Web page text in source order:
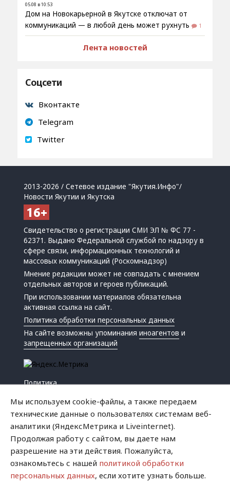
05.08 в 10:53
Дом на Новокарьерной в Якутске отключат от
коммуникаций — в любой день может рухнуть
1
Лента новостей
Соцсети
Вконтакте
Telegram
Twitter
2013-2026 / Сетевое издание "Якутия.Инфо"/
Новости Якутии и Якутска
Свидетельство о регистрации СМИ ЭЛ № ФС 77 -
62371. Выдано Федеральной службой по надзору в
сфере связи, информационных технологий и
массовых коммуникаций (Роскомнадзор)
Мнение редакции может не совпадать с мнением
отдельных авторов и героев публикаций.
При использовании материалов обязательна
активная ссылка на сайт.
Политика обработки персональных данных
На сайте возможны упоминанияиноагентов и
запрещенных организаций
Политика
Криминал
Успех
Мы используем cookie-файлы, а также передаем
технические данные о пользователях системам веб-
аналитики (ЯндексМетрика и Liveinternet).
Продолжая работу с сайтом, вы даете нам
разрешение на эти действия. Пожалуйста,
ознакомьтесь с нашей политикой обработки
персональных данных, если хотите узнать больше.